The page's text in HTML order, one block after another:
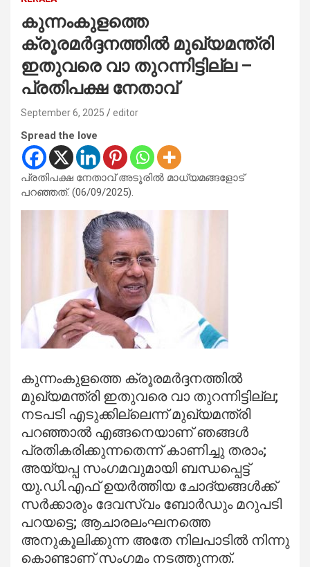
കുന്നംകുളത്തെ
ക്രൂരമര്‍ദ്ദനത്തില്‍ മുഖ്യമന്ത്രി
ഇതുവരെ വാ തുറന്നിട്ടില്ല –
പ്രതിപക്ഷ നേതാവ്
September 6, 2025 editor
Spread the love
പ്രതിപക്ഷ നേതാവ് അടൂരില്‍ മാധ്യമങ്ങളോട്
പറഞ്ഞത്. (06/09/2025).
കുന്നംകുളത്തെ ക്രൂരമര്‍ദ്ദനത്തില്‍
മുഖ്യമന്ത്രി ഇതുവരെ വാ തുറന്നിട്ടില്ല;
നടപടി എടുക്കില്ലെന്ന് മുഖ്യമന്ത്രി
പറഞ്ഞാല്‍ എങ്ങനെയാണ് ഞങ്ങള്‍
പ്രതികരിക്കുന്നതെന്ന് കാണിച്ചു തരാം;
അയ്യപ്പ സംഗമവുമായി ബന്ധപ്പെട്ട്
യു.ഡി.എഫ് ഉയര്‍ത്തിയ ചോദ്യങ്ങള്‍ക്ക്
സര്‍ക്കാരും ദേവസ്വം ബോര്‍ഡും മറുപടി
പറയട്ടെ; ആചാരലംഘനത്തെ
അനുകൂലിക്കുന്ന അതേ നിലപാടില്‍ നിന്നു
കൊണ്ടാണ് സംഗമം നടത്തുന്നത്.